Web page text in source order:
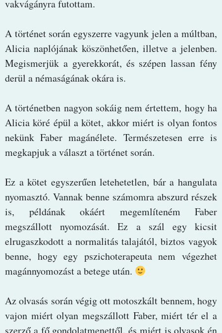
vakvágányra futottam.
A történet során egyszerre vagyunk jelen a múltban,
Alicia naplójának köszönhetően, illetve a jelenben.
Megismerjük a gyerekkorát, és szépen lassan fény
derül a némaságának okára is.
A történetben nagyon sokáig nem értettem, hogy ha
Alicia köré épül a kötet, akkor miért is olyan fontos
nekünk Faber magánélete. Természetesen erre is
megkapjuk a választ a történet során.
Ez a kötet egyszerűen letehetetlen, bár a hangulata
nyomasztó. Vannak benne számomra abszurd részek
is, példának okáért megemlíteném Faber
megszállott nyomozását. Ez a szál egy kicsit
elrugaszkodott a normalitás talajától, biztos vagyok
benne, hogy egy pszichoterapeuta nem végezhet
magánnyomozást a betege után.
Az olvasás során végig ott motoszkált bennem, hogy
vajon miért olyan megszállott Faber, miért tér el a
szerző a fő gondolatmenettől, és miért is olvasok én